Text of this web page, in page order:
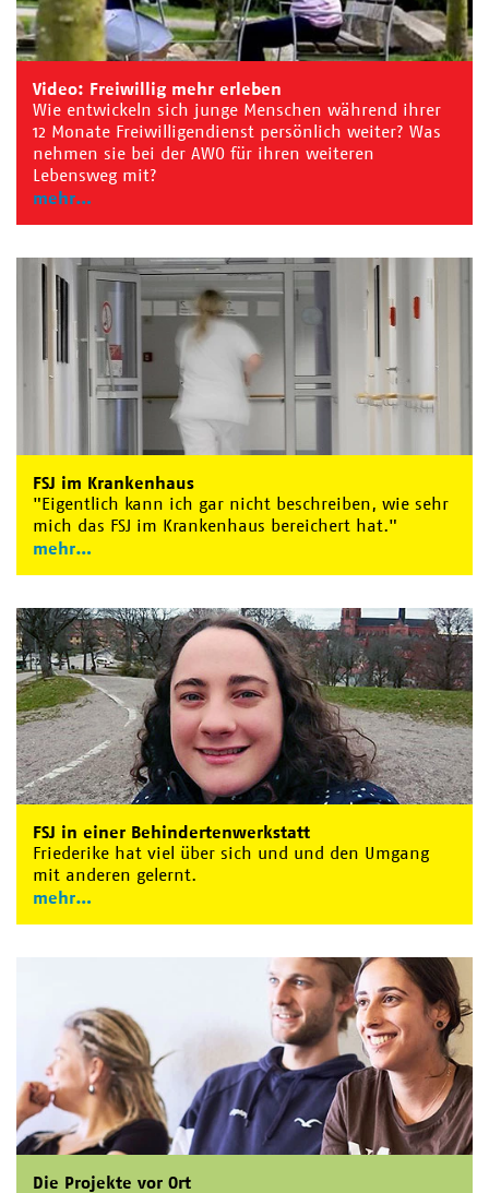
Video: Freiwillig mehr erleben
Wie entwickeln sich junge Menschen während ihrer
12 Monate Freiwilligendienst persönlich weiter? Was
nehmen sie bei der AWO für ihren weiteren
Lebensweg mit?
mehr
FSJ im Krankenhaus
"Eigentlich kann ich gar nicht beschreiben, wie sehr
mich das FSJ im Krankenhaus bereichert hat."
mehr
FSJ in einer Behindertenwerkstatt
Friederike hat viel über sich und und den Umgang
mit anderen gelernt.
mehr
Die Projekte vor Ort